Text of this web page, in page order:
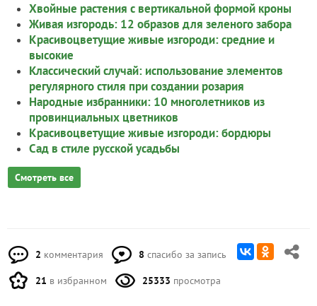
Хвойные растения с вертикальной формой кроны
Живая изгородь: 12 образов для зеленого забора
Красивоцветущие живые изгороди: средние и
высокие
Классический случай: использование элементов
регулярного стиля при создании розария
Народные избранники: 10 многолетников из
провинциальных цветников
Красивоцветущие живые изгороди: бордюры
Сад в стиле русской усадьбы
Смотреть все
2 комментария 8 спасибо за запись
21 в избранном 25333 просмотра